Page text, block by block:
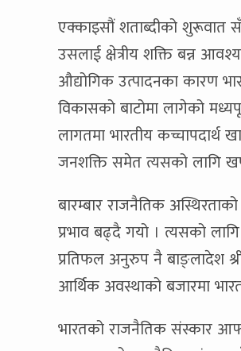
एक्काइसौं शताब्दीको शुरूवात
उसलाई क्षेत्रीय शक्ति बन्न
औद्योगिक उत्पादनका कारण
विकासको बाटोमा लागेको
लागतमा भारतीय कच्चापदार्थ
जनशक्ति समेत त्यसको लागि
बारम्बार राजनैतिक
प्रभाव बढ्दै गयो । त्यसको
प्रतिफल अनुरुप नै बाङ्लादेश
आर्थिक अवस्थाको बजारमा
भारतको राजनैतिक संस्कार